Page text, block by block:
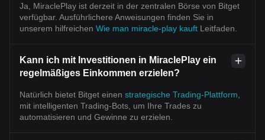
Ja, MiraclePlay ist derzeit in der zentralen Börse von Bitget
verfügbar. Ausführlichere Anweisungen finden Sie in
unserem hilfreichen Wie man miracle-play kauft Leitfaden.
Kann ich mit Investitionen in MiraclePlay ein
regelmäßiges Einkommen erzielen?
Natürlich bietet Bitget einen strategische Trading-Plattform
mit intelligenten Trading-Bots, um Ihre Trades zu
automatisieren und Gewinne zu erzielen.